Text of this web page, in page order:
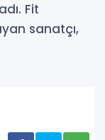
Fit
sanatçı,